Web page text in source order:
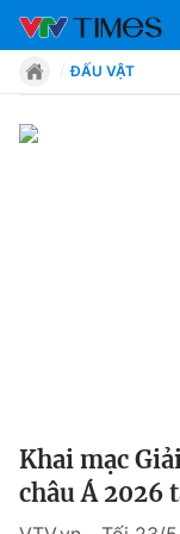
Chân dung
ĐẤU VẬT
Khai mạc
châu Á 2026